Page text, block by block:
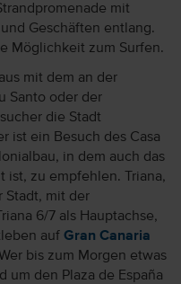
mit
Geschäften entlang.
Möglichkeit zum Surfen.
mit dem an der
Santo oder der
die Stadt
ist ein Besuch des Casa
in dem auch das
ist, zu empfehlen. Triana,
Stadt, mit der
6/7 als Hauptachse,
auf Gran Canaria
bis zum Morgen etwas
um den Plaza de España